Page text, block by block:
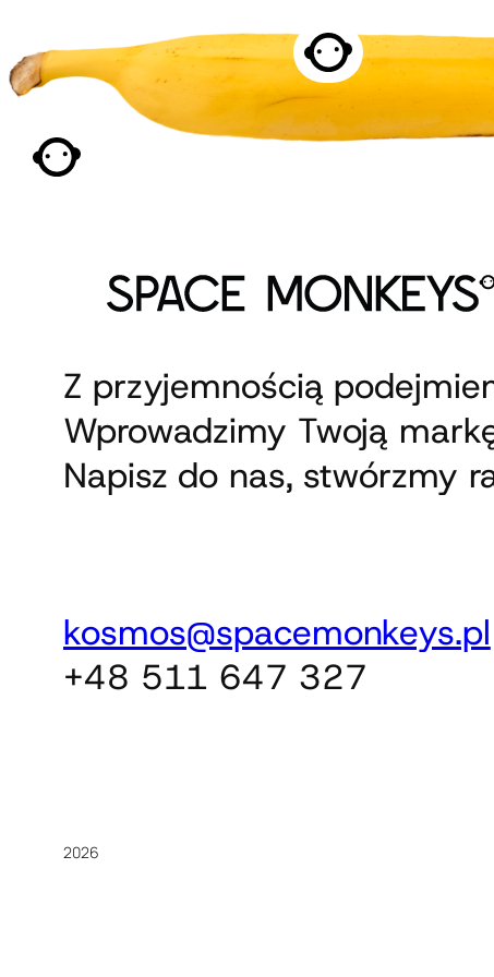
do
treści
Z przyjemnością
Wprowadzimy Twoją
Napisz do nas, stwórzmy
kosmos@spacemonkeys.pl
+48 511 647 327
2026